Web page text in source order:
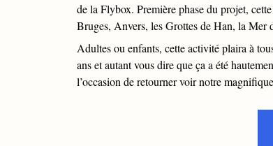
de la Flybox. Première phase du projet,
Bruges, Anvers, les Grottes de Han, la
Adultes ou enfants, cette activité plaira à
ans et autant vous dire que ça a été
l’occasion de retourner voir notre